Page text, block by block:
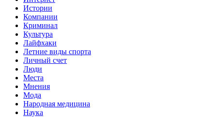
Истории
Компании
Криминал
Культура
Лайфхаки
Летние виды спорта
Личный счет
Люди
Места
Мнения
Мода
Народная медицина
Наука